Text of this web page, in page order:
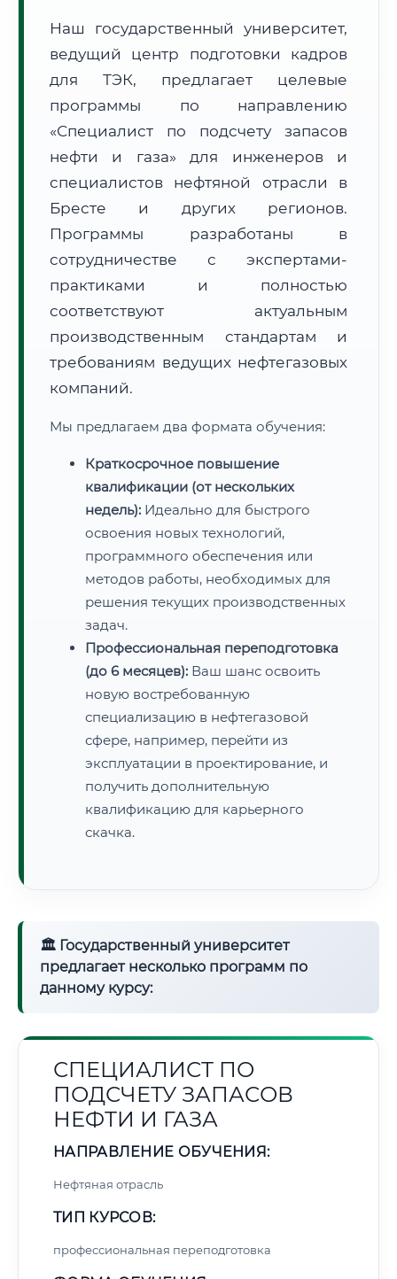
🗺️ Зона обслуживания: г. Брест
Расчет логистики оригиналов:
• Маршрут транзита:
~3 805 км
• Экспресс-доставка СДЭК / Почтой:
5–7 рабочих дней
📜 Документы и аккредитация
Нажмите на документ для увеличения и просмотра
Наш государственный университет,
ведущий центр подготовки кадров
для ТЭК, предлагает целевые
программы по направлению
«Специалист по подсчету запасов
нефти и газа» для инженеров и
специалистов нефтяной отрасли в
Бресте и других регионов.
Программы разработаны в
сотрудничестве с экспертами-
практиками и полностью
соответствуют актуальным
производственным стандартам и
требованиям ведущих нефтегазовых
компаний.
Мы предлагаем два формата обучения:
Краткосрочное повышение
квалификации (от нескольких
недель): Идеально для быстрого
освоения новых технологий,
программного обеспечения или
методов работы, необходимых для
решения текущих производственных
задач.
Профессиональная переподготовка
(до 6 месяцев): Ваш шанс освоить
новую востребованную
специализацию в нефтегазовой
сфере, например, перейти из
эксплуатации в проектирование, и
получить дополнительную
квалификацию для карьерного
скачка.
🏛 Государственный университет
предлагает несколько программ по
данному курсу:
СПЕЦИАЛИСТ ПО
ПОДСЧЕТУ ЗАПАСОВ
НЕФТИ И ГАЗА
НАПРАВЛЕНИЕ ОБУЧЕНИЯ:
Нефтяная отрасль
ТИП КУРСОВ:
профессиональная переподготовка